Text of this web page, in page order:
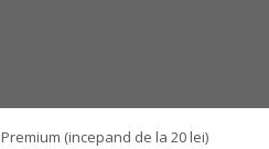
(incepand de la 20 lei)